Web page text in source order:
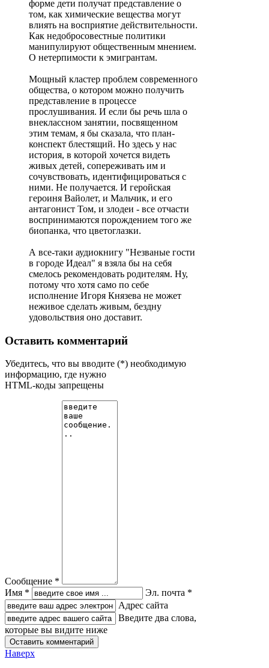
форме дети получат представление о
том, как химические вещества могут
влиять на восприятие действительности.
Как недобросовестные политики
манипулируют общественным мнением.
О нетерпимости к эмигрантам.
Мощный кластер проблем современного
общества, о котором можно получить
представление в процессе
прослушивания. И если бы речь шла о
внеклассном занятии, посвященном
этим темам, я бы сказала, что план-
конспект блестящий. Но здесь у нас
история, в которой хочется видеть
живых детей, сопереживать им и
сочувствовать, идентифицироваться с
ними. Не получается. И геройская
героиня Вайолет, и Мальчик, и его
антагонист Том, и злодеи - все отчасти
воспринимаются порождением того же
биопанка, что цветоглазки.
А все-таки аудиокнигу "Незваные гости
в городе Идеал" я взяла бы на себя
смелось рекомендовать родителям. Ну,
потому что хотя само по себе
исполнение Игоря Князева не может
неживое сделать живым, бездну
удовольствия оно доставит.
Оставить комментарий
Убедитесь, что вы вводите (*) необходимую
информацию, где нужно
HTML-коды запрещены
Сообщение *
Имя *
Эл. почта *
Адрес сайта
Введите два слова,
которые вы видите ниже
Наверх